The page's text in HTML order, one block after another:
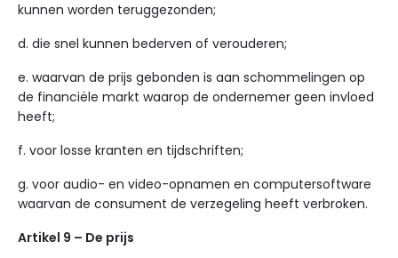
kunnen worden teruggezonden;
d. die snel kunnen bederven of verouderen;
e. waarvan de prijs gebonden is aan schommelingen op
de financiële markt waarop de ondernemer geen invloed
heeft;
f. voor losse kranten en tijdschriften;
g. voor audio- en video-opnamen en computersoftware
waarvan de consument de verzegeling heeft verbroken.
Artikel 9 – De prijs